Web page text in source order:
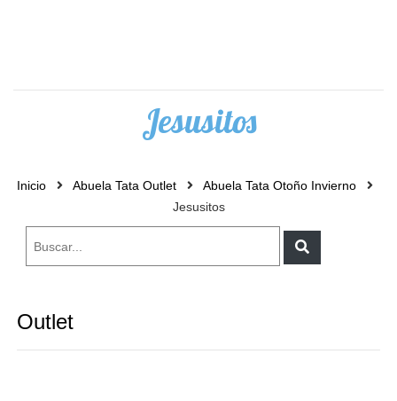
Jesusitos
Inicio Abuela Tata Outlet
Abuela Tata Otoño Invierno
Jesusitos
Outlet